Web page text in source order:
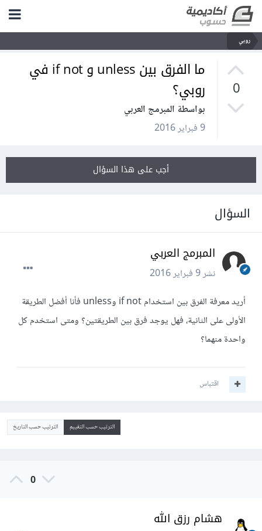
روبي
0
ما الفرق بين unless و if not في
روبي؟
بواسطة المبرمج العربي
9 فبراير 2016
أجب على هذا السؤال
السؤال
المبرمج العربي
نشر9 فبراير 2016
أريد معرفة الفرق بين استخدام if not وunless فأنا أفضل الطريقة
الأولى على الثانية، فهل يوجد فرق بين الطريقتين؟ ومتى استخدم كل
واحدة منهما؟
اقتباس
الترتيب حسب التقييم الترتيب حسب التاريخ
0
هشام رزق الله